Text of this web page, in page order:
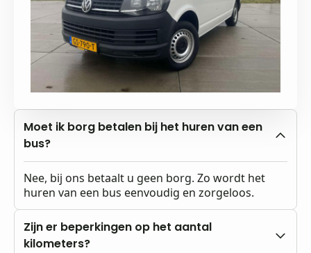
Moet ik borg betalen bij het huren van een
bus?
Nee, bij ons betaalt u geen borg. Zo wordt het
huren van een bus eenvoudig en zorgeloos.
Zijn er beperkingen op het aantal
kilometers?